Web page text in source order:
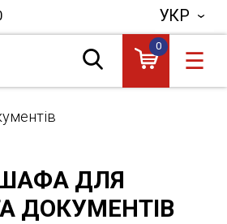
УКР
0
☰
ДЛЯ
ДОКУМЕНТІВ